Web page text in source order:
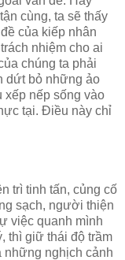
cùng, ta sẽ thấy
của kiếp nhân
nhiệm cho ai
chúng ta phải
dứt bỏ những ảo
xếp nếp sống vào
tại. Ðiều này chỉ
trì tinh tấn, củng cố
sạch, người thiện
việc quanh mình
thì giữ thái độ trầm
những nghịch cảnh